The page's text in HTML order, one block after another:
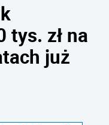
tys. zł na
już